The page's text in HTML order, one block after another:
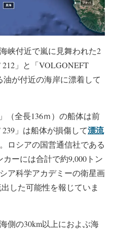
峡付近で嵐に見舞われた2
」と「VOLGONEFT
が付近の海岸に漂着して
（全長136ｍ）の船体は前
」は船体が損傷して漂流
。ロシアの国営通信社である
ーには合計で約9,000トン
ア科学アカデミーの衛星画
した可能性を報じていま
側の30km以上におよぶ海